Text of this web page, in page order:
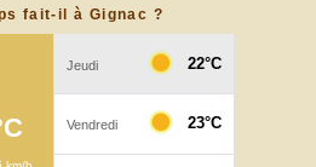
fait-il à Gignac ?